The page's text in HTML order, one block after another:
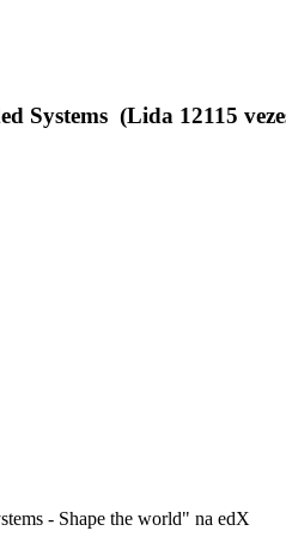
Systems (Lida 12115
- Shape the world" na edX